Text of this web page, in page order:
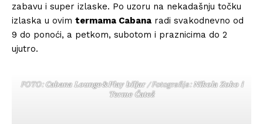
zabavu i super izlaske. Po uzoru na nekadašnju točku
izlaska u ovim termama Cabana radi svakodnevno od
9 do ponoći, a petkom, subotom i praznicima do 2
ujutro.
FOTO:Cabana Lounge&Play biljar/ Fotografija:Nikola Zoko i
Terme Čatež